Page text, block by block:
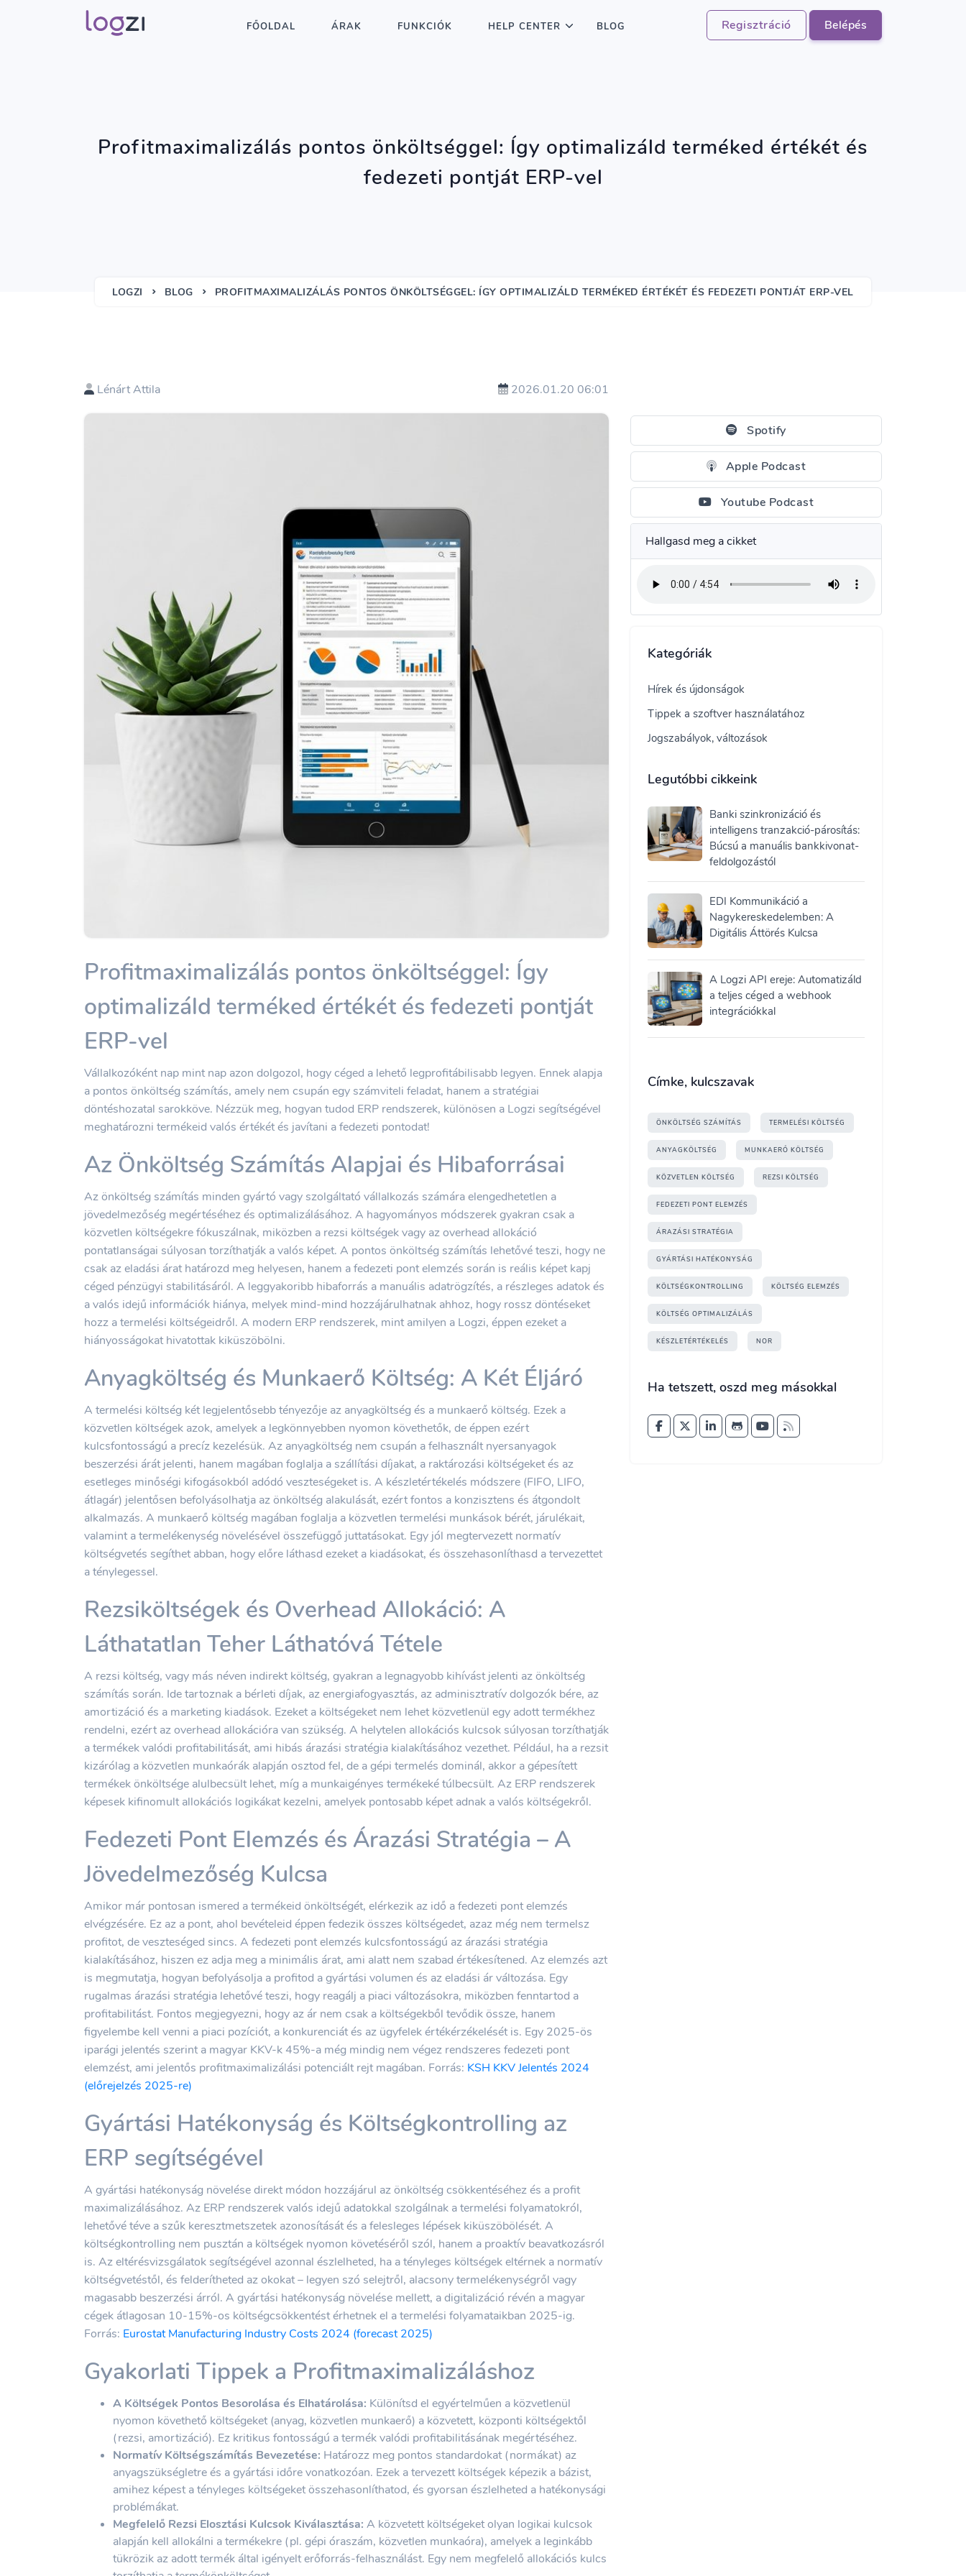
Regisztráció Belépés
FŐOLDAL ÁRAK FUNKCIÓK HELP CENTER BLOG
Profitmaximalizálás pontos önköltséggel: Így optimalizáld terméked értékét és
fedezeti pontját ERP-vel
LOGZI BLOG PROFITMAXIMALIZÁLÁS PONTOS ÖNKÖLTSÉGGEL: ÍGY OPTIMALIZÁLD TERMÉKED ÉRTÉKÉT ÉS FEDEZETI PONTJÁT ERP-VEL
Lénárt Attila 2026.01.20 06:01
Profitmaximalizálás pontos önköltséggel: Így
optimalizáld terméked értékét és fedezeti pontját
ERP-vel
Vállalkozóként nap mint nap azon dolgozol, hogy céged a lehető legprofitábilisabb legyen. Ennek alapja
a pontos önköltség számítás, amely nem csupán egy számviteli feladat, hanem a stratégiai
döntéshozatal sarokköve. Nézzük meg, hogyan tudod ERP rendszerek, különösen a Logzi segítségével
meghatározni termékeid valós értékét és javítani a fedezeti pontodat!
Az Önköltség Számítás Alapjai és Hibaforrásai
Az önköltség számítás minden gyártó vagy szolgáltató vállalkozás számára elengedhetetlen a
jövedelmezőség megértéséhez és optimalizálásához. A hagyományos módszerek gyakran csak a
közvetlen költségekre fókuszálnak, miközben a rezsi költségek vagy az overhead allokáció
pontatlanságai súlyosan torzíthatják a valós képet. A pontos önköltség számítás lehetővé teszi, hogy ne
csak az eladási árat határozd meg helyesen, hanem a fedezeti pont elemzés során is reális képet kapj
céged pénzügyi stabilitásáról. A leggyakoribb hibaforrás a manuális adatrögzítés, a részleges adatok és
a valós idejű információk hiánya, melyek mind-mind hozzájárulhatnak ahhoz, hogy rossz döntéseket
hozz a termelési költségeidről. A modern ERP rendszerek, mint amilyen a Logzi, éppen ezeket a
hiányosságokat hivatottak kiküszöbölni.
Anyagköltség és Munkaerő Költség: A Két Éljáró
A termelési költség két legjelentősebb tényezője az anyagköltség és a munkaerő költség. Ezek a
közvetlen költségek azok, amelyek a legkönnyebben nyomon követhetők, de éppen ezért
kulcsfontosságú a precíz kezelésük. Az anyagköltség nem csupán a felhasznált nyersanyagok
beszerzési árát jelenti, hanem magában foglalja a szállítási díjakat, a raktározási költségeket és az
esetleges minőségi kifogásokból adódó veszteségeket is. A készletértékelés módszere (FIFO, LIFO,
átlagár) jelentősen befolyásolhatja az önköltség alakulását, ezért fontos a konzisztens és átgondolt
alkalmazás. A munkaerő költség magában foglalja a közvetlen termelési munkások bérét, járulékait,
valamint a termelékenység növelésével összefüggő juttatásokat. Egy jól megtervezett normatív
költségvetés segíthet abban, hogy előre láthasd ezeket a kiadásokat, és összehasonlíthasd a tervezettet
a ténylegessel.
Rezsiköltségek és Overhead Allokáció: A
Láthatatlan Teher Láthatóvá Tétele
A rezsi költség, vagy más néven indirekt költség, gyakran a legnagyobb kihívást jelenti az önköltség
számítás során. Ide tartoznak a bérleti díjak, az energiafogyasztás, az adminisztratív dolgozók bére, az
amortizáció és a marketing kiadások. Ezeket a költségeket nem lehet közvetlenül egy adott termékhez
rendelni, ezért az overhead allokációra van szükség. A helytelen allokációs kulcsok súlyosan torzíthatják
a termékek valódi profitabilitását, ami hibás árazási stratégia kialakításához vezethet. Például, ha a rezsit
kizárólag a közvetlen munkaórák alapján osztod fel, de a gépi termelés dominál, akkor a gépesített
termékek önköltsége alulbecsült lehet, míg a munkaigényes termékeké túlbecsült. Az ERP rendszerek
képesek kifinomult allokációs logikákat kezelni, amelyek pontosabb képet adnak a valós költségekről.
Fedezeti Pont Elemzés és Árazási Stratégia – A
Jövedelmezőség Kulcsa
Amikor már pontosan ismered a termékeid önköltségét, elérkezik az idő a fedezeti pont elemzés
elvégzésére. Ez az a pont, ahol bevételeid éppen fedezik összes költségedet, azaz még nem termelsz
profitot, de veszteséged sincs. A fedezeti pont elemzés kulcsfontosságú az árazási stratégia
kialakításához, hiszen ez adja meg a minimális árat, ami alatt nem szabad értékesítened. Az elemzés azt
is megmutatja, hogyan befolyásolja a profitod a gyártási volumen és az eladási ár változása. Egy
rugalmas árazási stratégia lehetővé teszi, hogy reagálj a piaci változásokra, miközben fenntartod a
profitabilitást. Fontos megjegyezni, hogy az ár nem csak a költségekből tevődik össze, hanem
figyelembe kell venni a piaci pozíciót, a konkurenciát és az ügyfelek értékérzékelését is. Egy 2025-ös
iparági jelentés szerint a magyar KKV-k 45%-a még mindig nem végez rendszeres fedezeti pont
elemzést, ami jelentős profitmaximalizálási potenciált rejt magában. Forrás: KSH KKV Jelentés 2024
(előrejelzés 2025-re)
Gyártási Hatékonyság és Költségkontrolling az
ERP segítségével
A gyártási hatékonyság növelése direkt módon hozzájárul az önköltség csökkentéséhez és a profit
maximalizálásához. Az ERP rendszerek valós idejű adatokkal szolgálnak a termelési folyamatokról,
lehetővé téve a szűk keresztmetszetek azonosítását és a felesleges lépések kiküszöbölését. A
költségkontrolling nem pusztán a költségek nyomon követéséről szól, hanem a proaktív beavatkozásról
is. Az eltérésvizsgálatok segítségével azonnal észlelheted, ha a tényleges költségek eltérnek a normatív
költségvetéstől, és felderítheted az okokat – legyen szó selejtről, alacsony termelékenységről vagy
magasabb beszerzési árról. A gyártási hatékonyság növelése mellett, a digitalizáció révén a magyar
cégek átlagosan 10-15%-os költségcsökkentést érhetnek el a termelési folyamataikban 2025-ig.
Forrás: Eurostat Manufacturing Industry Costs 2024 (forecast 2025)
Gyakorlati Tippek a Profitmaximalizáláshoz
A Költségek Pontos Besorolása és Elhatárolása: Különítsd el egyértelműen a közvetlenül
nyomon követhető költségeket (anyag, közvetlen munkaerő) a közvetett, központi költségektől
(rezsi, amortizáció). Ez kritikus fontosságú a termék valódi profitabilitásának megértéséhez.
Normatív Költségszámítás Bevezetése: Határozz meg pontos standardokat (normákat) az
anyagszükségletre és a gyártási időre vonatkozóan. Ezek a tervezett költségek képezik a bázist,
amihez képest a tényleges költségeket összehasonlíthatod, és gyorsan észlelheted a hatékonysági
problémákat.
Megfelelő Rezsi Elosztási Kulcsok Kiválasztása: A közvetett költségeket olyan logikai kulcsok
alapján kell allokálni a termékekre (pl. gépi óraszám, közvetlen munkaóra), amelyek a leginkább
tükrözik az adott termék által igényelt erőforrás-felhasználást. Egy nem megfelelő allokációs kulcs
Spotify
Apple Podcast
Youtube Podcast
Hallgasd meg a cikket
Kategóriák
Hírek és újdonságok
Tippek a szoftver használatához
Jogszabályok, változások
Legutóbbi cikkeink
Banki szinkronizáció és
intelligens tranzakció-párosítás:
Búcsú a manuális bankkivonat-
feldolgozástól
EDI Kommunikáció a
Nagykereskedelemben: A
Digitális Áttörés Kulcsa
A Logzi API ereje: Automatizáld
a teljes céged a webhook
integrációkkal
Címke, kulcszavak
ÖNKÖLTSÉG SZÁMÍTÁS TERMELÉSI KÖLTSÉG
ANYAGKÖLTSÉG MUNKAERŐ KÖLTSÉG
KÖZVETLEN KÖLTSÉG REZSI KÖLTSÉG
FEDEZETI PONT ELEMZÉS
ÁRAZÁSI STRATÉGIA
GYÁRTÁSI HATÉKONYSÁG
KÖLTSÉGKONTROLLING KÖLTSÉG ELEMZÉS
KÖLTSÉG OPTIMALIZÁLÁS
KÉSZLETÉRTÉKELÉS NOR
Ha tetszett, oszd meg másokkal